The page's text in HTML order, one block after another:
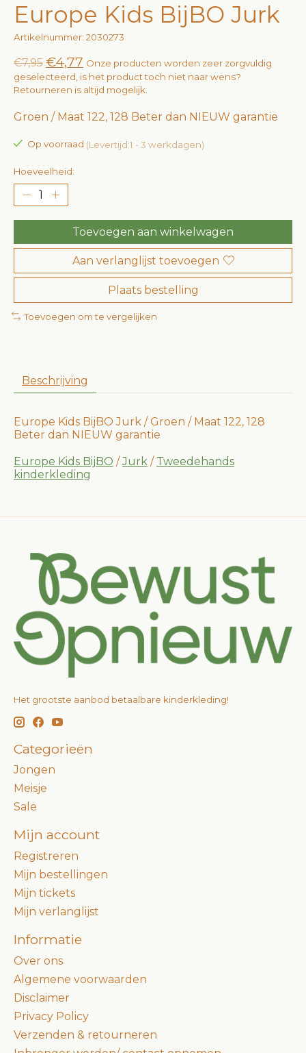
Europe Kids BijBO Jurk
Artikelnummer: 2030273
€7,95 €4,77 Onze producten worden zeer zorgvuldig
geselecteerd, is het product toch niet naar wens?
Retourneren is altijd mogelijk.
Groen / Maat 122, 128 Beter dan NIEUW garantie
Op voorraad (Levertijd:1 - 3 werkdagen)
Hoeveelheid:
Toevoegen aan winkelwagen
Aan verlanglijst toevoegen
Plaats bestelling
Toevoegen om te vergelijken
Beschrijving
Europe Kids BijBO Jurk / Groen / Maat 122, 128
Beter dan NIEUW garantie
Europe Kids BijBO /Jurk / Tweedehands
kinderkleding
Het grootste aanbod betaalbare kinderkleding!
Categorieën
Jongen
Meisje
Sale
Mijn account
Registreren
Mijn bestellingen
Mijn tickets
Mijn verlanglijst
Informatie
Over ons
Algemene voorwaarden
Disclaimer
Privacy Policy
Verzenden & retourneren